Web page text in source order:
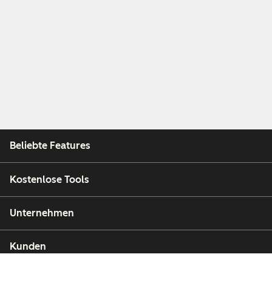
Beliebte Features
Kostenlose Tools
Unternehmen
Kunden